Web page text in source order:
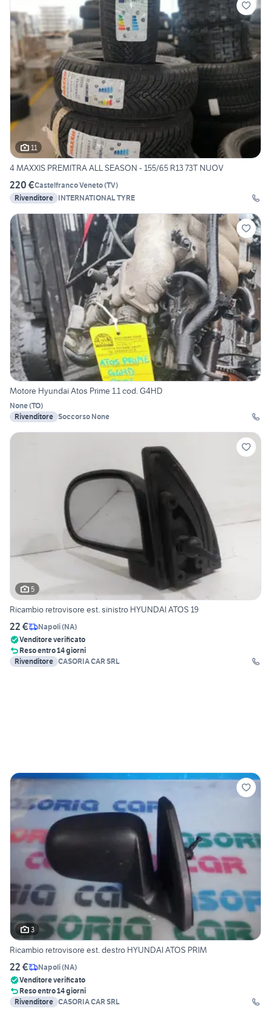
11
4 MAXXIS PREMITRA ALL SEASON - 155/65 R13 73T NUOV
220 €Castelfranco Veneto(TV)
Rivenditore INTERNATIONAL TYRE
Motore Hyundai Atos Prime 1.1 cod. G4HD
None(TO)
Rivenditore Soccorso None
5
Ricambio retrovisore est. sinistro HYUNDAI ATOS 19
22 € Napoli(NA)
Venditore verificato
Reso entro 14 giorni
Rivenditore CASORIA CAR SRL
3
Ricambio retrovisore est. destro HYUNDAI ATOS PRIM
22 € Napoli(NA)
Venditore verificato
Reso entro 14 giorni
Rivenditore CASORIA CAR SRL